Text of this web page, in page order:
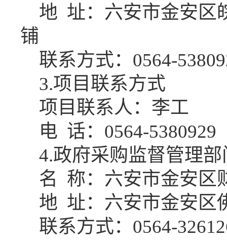
地 址： 六安市金安区
铺
联系方式： 0564-
3.项目联系方式
项目联系人： 李工
电 话： 0564-5380929
4.政府采购监督管理部
名 称：六安市金安区
地 址：六安市金安区
联系方式： 0564-